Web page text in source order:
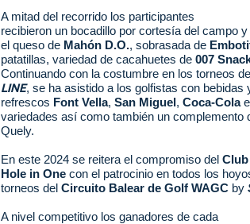
A mitad del recorrido los participantes
recibieron un bocadillo por cortesía del campo
el queso de Mahón D.O., sobrasada de
patatillas, variedad de cacahuetes de 007
Continuando con la costumbre en los torneos
LINE, se ha asistido a los golfistas con bebidas
refrescos Font Vella, San Miguel , Coca-Cola
variedades así como también un complemento
Quely.
En este 2024 se reitera el compromiso del Club
Hole in One con el patrocinio en todos los
torneos del Circuito Balear de Golf WAGC by
A nivel competitivo los ganadores de cada